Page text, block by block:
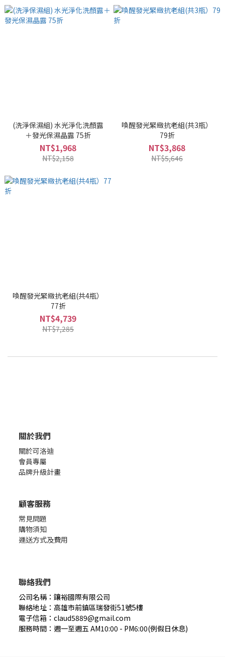
(洗淨保濕組) 水光淨化洗顏露
＋發光保濕晶露 75折
NT$1,968
NT$2,158
喚醒發光緊緻抗老組(共3瓶）
79折
NT$3,868
NT$5,646
喚醒發光緊緻抗老組(共4瓶）
77折
NT$4,739
NT$7,285
關於我們
關於可洛迪
會員專屬
品牌升級計畫
顧客服務
常見問題
購物須知
運送方式及費用
聯絡我們
公司名稱：鑲裕國際有限公司
聯絡地址：高雄市前鎮區瑞發街51號5樓
電子信箱：claud5889@gmail.com
服務時間：週一至週五 AM10:00 - PM6:00(例假日休息)